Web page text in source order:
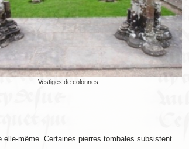
Vestiges de colonnes
elle-même. Certaines pierres tombales subsistent